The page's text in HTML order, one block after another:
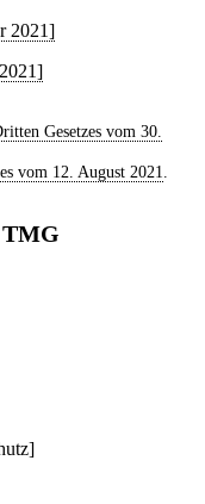
2021]
Gesetzes vom 30.
vom 12. August 2021
TMG
]